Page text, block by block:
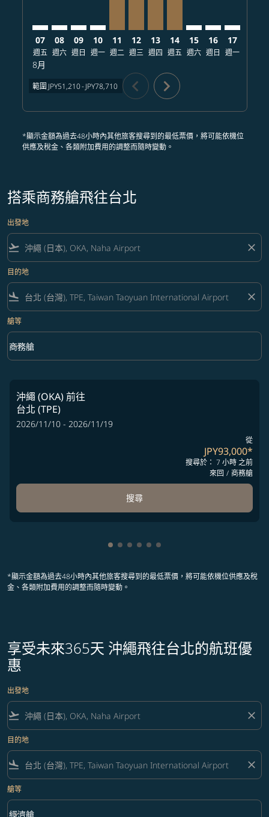
07
週五
8月
08
週六
09
週日
10
週一
11
週二
12
週三
13
週四
14
週五
15
週六
16
週日
17
週一
範圍 JPY51,210- JPY78,710 chevron_left chevron_right
*顯示金額為過去48小時內其他旅客搜尋到的最低票價，將可能依機位
供應及稅金、各類附加費用的調整而隨時變動。
搭乘商務艙飛往台北
出發地
flight_takeoff close
目的地
flight_land close
艙等
艙等 option 商務艙 Selected
商務艙
keyboard_arrow_down
沖繩 (OKA)前往
台北 (TPE)
2026/11/10 - 2026/11/19
從
JPY93,000*
搜尋於： 7 小時 之前
來回 / 商務艙
搜尋
顯示 cmp-pagination-showing-
顯示 cmp-pagination-showing-
顯示 cmp-pagination-
顯示 cmp-pagination-
顯示 cmp-pagination-
顯示 cmp-pagination-
*顯示金額為過去48小時內其他旅客搜尋到的最低票價，將可能依機位供應及稅
金、各類附加費用的調整而隨時變動。
享受未來365天 沖繩飛往台北的航班優
惠
出發地
flight_takeoff close
目的地
flight_land close
艙等
經濟艙
keyboard_arrow_down